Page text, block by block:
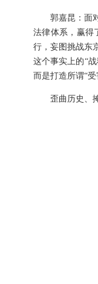
郭嘉昆：面
法律体系，赢得
行，妄图挑战东
这个事实上的“
而是打造所谓“
歪曲历史、